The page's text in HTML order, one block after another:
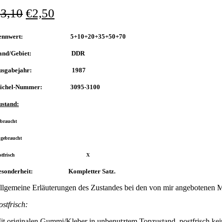
3,10 €2,50
5+10+20+35+50+70
Gebiet: DDR
1987
Nummer: 3095-3100
X
Kompletter Satz.
Erläuterungen des Zustandes bei den von mir angebotenen